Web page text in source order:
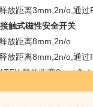
放距离3mm,2n/o,通过
触式磁性安全开关
放距离8mm,2n/o
放距离8mm,2n/o,通过
释放距离8mm,2n/
放距离7mm,2n/o,通
放距离8mm,2n/o,通过